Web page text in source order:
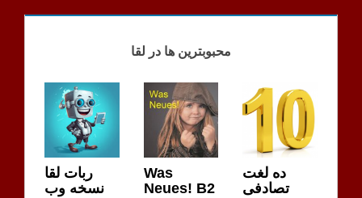
محبوبترین ها در لقا
ربات لقا
نسخه وب
Was
Neues! B2
ده لغت
تصادفی